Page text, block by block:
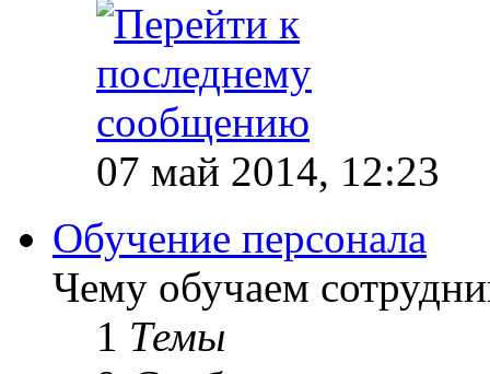
07 май 2014, 12:23
Обучение персонала
Чему обучаем
1 Темы